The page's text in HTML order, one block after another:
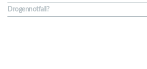
Drogennotfall?